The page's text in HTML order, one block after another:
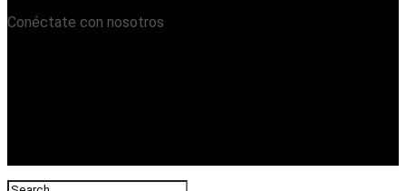
Conéctate con nosotros